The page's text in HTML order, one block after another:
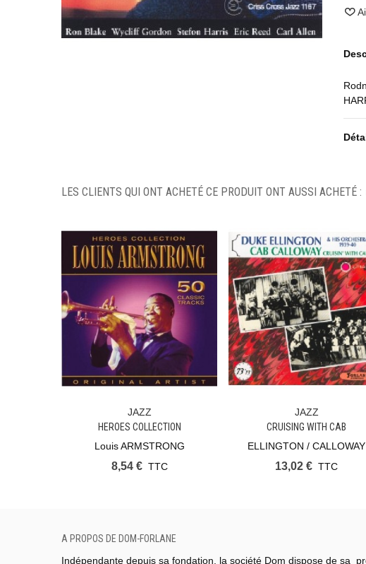
LES CLIENTS QUI ONT ACHETÉ CE PRODUIT ONT AUSSI ACHETÉ :
Ajouter Au Panier
JAZZ
HEROES COLLECTION
Louis ARMSTRONG
8,54 € TTC
Ajouter Au Panier
JAZZ
CRUISING WITH CAB
ELLINGTON / CALLOWAY
13,02 € TTC
A PROPOS DE DOM-FORLANE
Indépendante depuis sa fondation, la société Dom dispose de sa